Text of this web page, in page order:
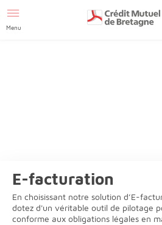
Menu
E-facturation
En choisissant notre solution d’E-
dotez d'un véritable outil de pilotage
conforme aux obligations légales en